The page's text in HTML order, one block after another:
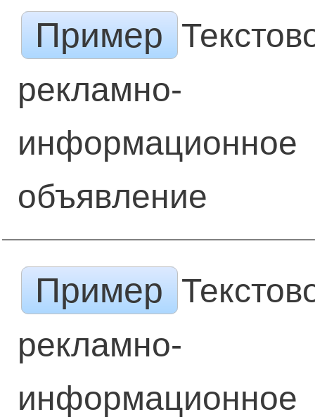
Пример
рекламно-
информационное
объявление
Пример
рекламно-
информационное